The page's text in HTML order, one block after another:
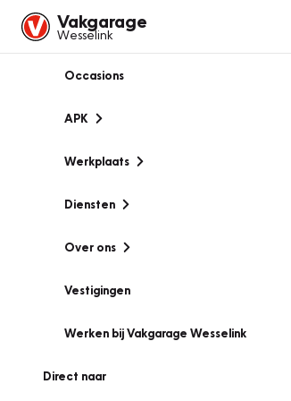
Vakgarage
Wesselink
Occasions
APK
Werkplaats
Diensten
Over ons
Vestigingen
Werken bij Vakgarage Wesselink
Direct naar